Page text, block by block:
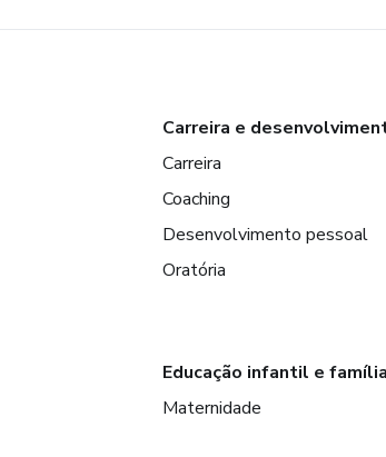
Carreira e
Carreira
Coaching
Desenvolvimento pessoal
Oratória
Educação infantil e família
Maternidade